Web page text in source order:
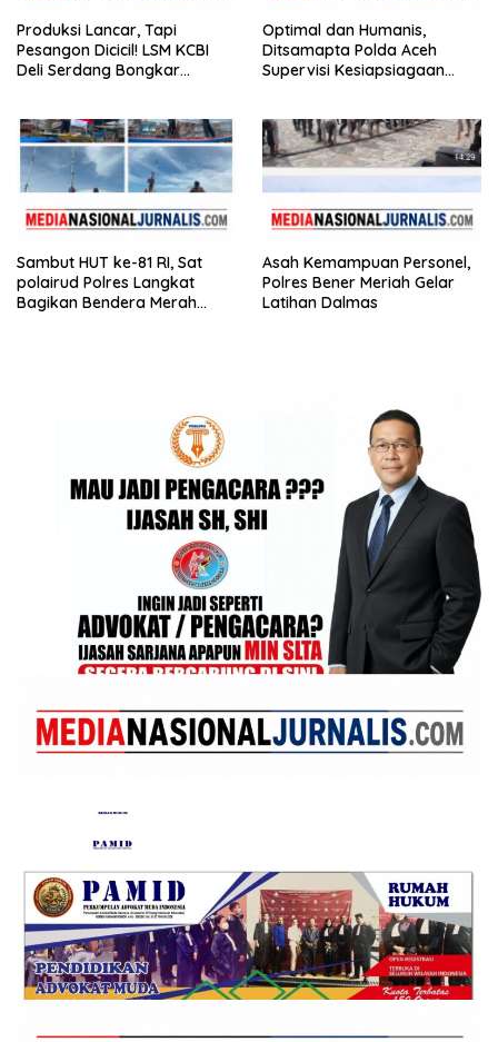
Produksi Lancar, Tapi
Pesangon Dicicil! LSM KCBI
Deli Serdang Bongkar
Optimal dan Humanis,
Ditsamapta Polda Aceh
Supervisi Kesiapsiagaan
Sambut HUT ke-81 RI, Sat
polairud Polres Langkat
Bagikan Bendera Merah
Asah Kemampuan Personel,
Polres Bener Meriah Gelar
Latihan Dalmas